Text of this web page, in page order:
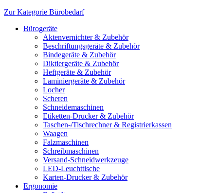
Zur Kategorie Bürobedarf
Bürogeräte
Aktenvernichter & Zubehör
Beschriftungsgeräte & Zubehör
Bindegeräte & Zubehör
Diktiergeräte & Zubehör
Heftgeräte & Zubehör
Laminiergeräte & Zubehör
Locher
Scheren
Schneidemaschinen
Etiketten-Drucker & Zubehör
Taschen-/Tischrechner & Registrierkassen
Waagen
Falzmaschinen
Schreibmaschinen
Versand-Schneidwerkzeuge
LED-Leuchttische
Karten-Drucker & Zubehör
Ergonomie